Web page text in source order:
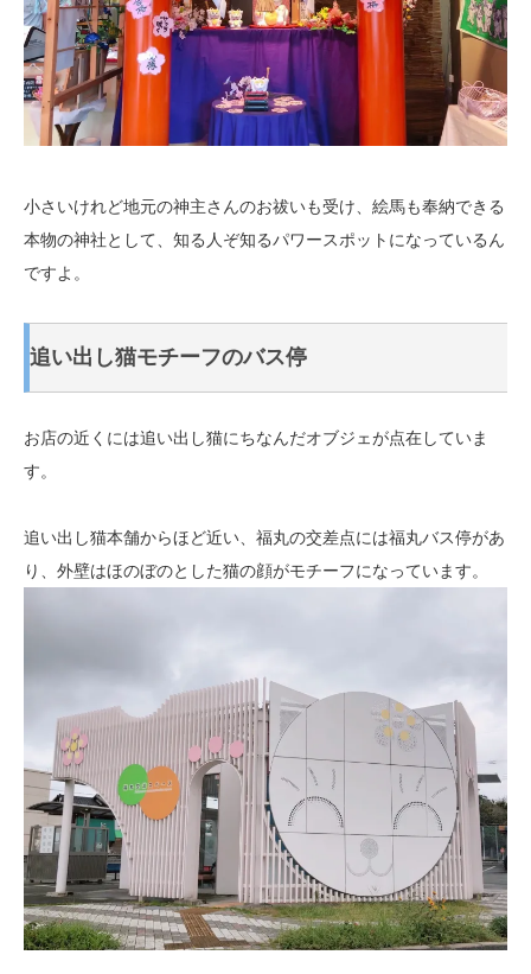
小さいけれど地元の神主さんのお祓いも受け、絵馬も奉納できる
本物の神社として、知る人ぞ知るパワースポットになっているん
ですよ。
追い出し猫モチーフのバス停
お店の近くには追い出し猫にちなんだオブジェが点在していま
す。
追い出し猫本舗からほど近い、福丸の交差点には福丸バス停があ
り、外壁はほのぼのとした猫の顔がモチーフになっています。